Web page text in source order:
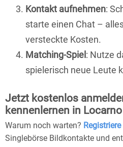
Kontakt aufnehmen:
starte einen Chat –
versteckte Kosten.
Matching-Spiel : Nutze
spielerisch neue Leute
Jetzt kostenlos
kennenlernen in
Warum noch warten?
Singlebörse Bildkontakte und